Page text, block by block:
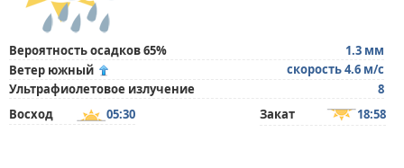
Вероятность осадков 65%
1.3 мм
Ветер южный
скорость 4.6 м/с
Ультрафиолетовое излучение
8
Восход
05:30 Закат 18:58